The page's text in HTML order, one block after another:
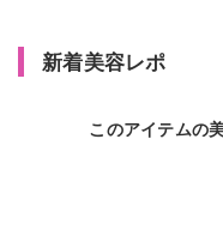
新着美容レポ
このアイテムの